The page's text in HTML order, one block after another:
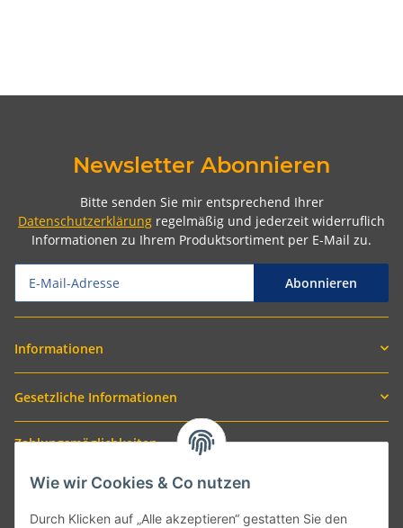
Newsletter Abonnieren
Bitte senden Sie mir entsprechend Ihrer
Datenschutzerklärung regelmäßig und jederzeit widerruflich
Informationen zu Ihrem Produktsortiment per E-Mail zu.
Abonnieren
Informationen
Gesetzliche Informationen
Zahlungsmöglichkeiten
Wie wir Cookies & Co nutzen
Durch Klicken auf „Alle akzeptieren“ gestatten Sie den